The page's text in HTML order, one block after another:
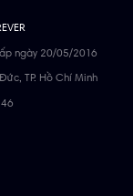
ngày 20/05/2016
TP. Hồ Chí Minh